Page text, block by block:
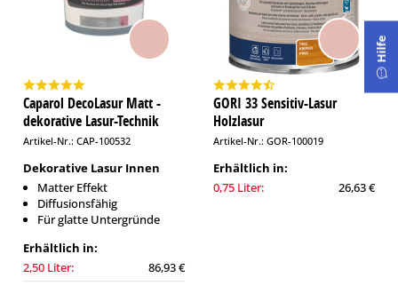
Caparol DecoLasur Matt -
dekorative Lasur-Technik
Artikel-Nr.: CAP-100532
Dekorative Lasur Innen
Matter Effekt
Diffusionsfähig
Für glatte Untergründe
Erhältlich in:
2,50 Liter:
86,93 €
GORI 33 Sensitiv-Lasur
Holzlasur
Artikel-Nr.: GOR-100019
Erhältlich in:
0,75 Liter:
26,63 €
Hilfe